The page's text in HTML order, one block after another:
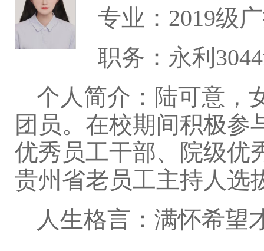
专业：2019级
职务：永利
个人简介：陆可意，
团员。在校期间积极参
优秀员工干部、院级优
贵州省老员工主持人选
人生格言：满怀希望